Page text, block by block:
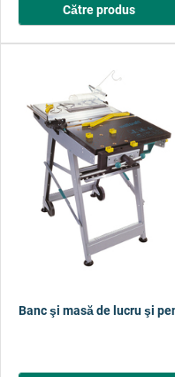
Către produs
Banc şi masă de lucru şi